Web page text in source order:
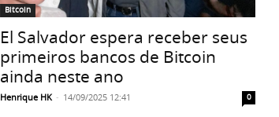
Bitcoin
El Salvador espera receber seus
primeiros bancos de Bitcoin
ainda neste ano
Henrique HK - 14/09/2025 12:41 0